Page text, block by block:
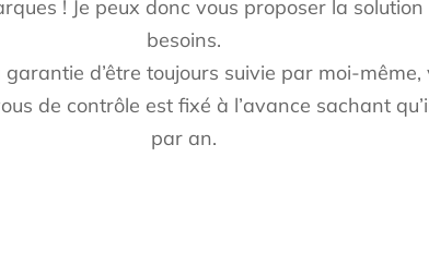
! Je peux donc vous proposer la
besoins.
d’être toujours suivie par moi-
de contrôle est fixé à l’avance sachant
par an.